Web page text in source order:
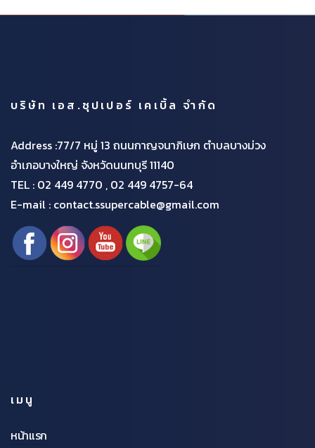
บริษัท เอส.ซุปเปอร์ เคเบิ้ล จำกัด
Address :77/7 หมู่ 13 ถนนกาญจนาภิเษก ตำบลบางม่วง
อำเภอบางใหญ่ จังหวัดนนทบุรี 11140
TEL : 02 449 4770 , 02 449 4757-64
E-mail : contact.ssupercable@gmail.com
เมนู
หน้าแรก